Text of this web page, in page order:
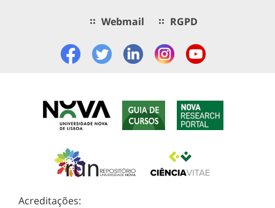
Webmail RGPD
Acreditações: